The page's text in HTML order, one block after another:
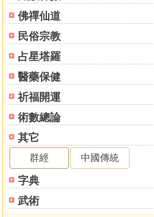
佛禪仙道
民俗宗教
占星塔羅
醫藥保健
祈福開運
術數總論
其它
群經 中國傳統
字典
武術
第二節 楊公筠松認砂法
第三節 司馬頭陀認砂法
第四節 賴公布衣撥砂法
第五節 陽宅凶砂圖
第三章 陽宅水法
第一節 陽宅水法總論
第二節 三苀局水法
第三節 楊公九星水法
第四節 四經三合水法
第五節 陽宅基形
第六節 陽宅造形
第七節 樹木
第八節 巷道
第九節 池塘
第十節 圍牆